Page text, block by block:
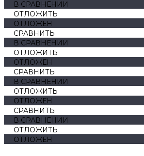
В СРАВНЕНИИ
ОТЛОЖИТЬ
ОТЛОЖЕН
СРАВНИТЬ
В СРАВНЕНИИ
ОТЛОЖИТЬ
ОТЛОЖЕН
СРАВНИТЬ
В СРАВНЕНИИ
ОТЛОЖИТЬ
ОТЛОЖЕН
СРАВНИТЬ
В СРАВНЕНИИ
ОТЛОЖИТЬ
ОТЛОЖЕН